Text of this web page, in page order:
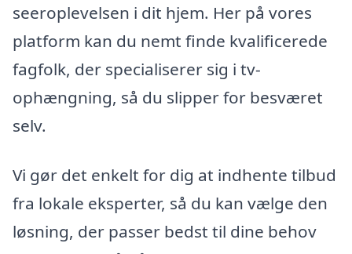
seeroplevelsen i dit hjem. Her på vores
platform kan du nemt finde kvalificerede
fagfolk, der specialiserer sig i tv-
ophængning, så du slipper for besværet
selv.
Vi gør det enkelt for dig at indhente tilbud
fra lokale eksperter, så du kan vælge den
løsning, der passer bedst til dine behov